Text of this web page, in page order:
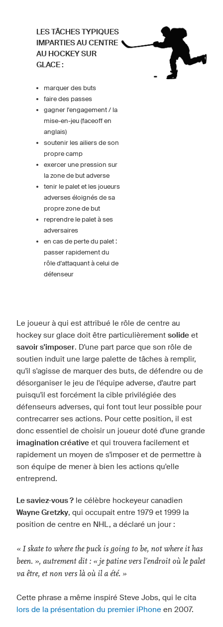
LES TÂCHES TYPIQUES
IMPARTIES AU CENTRE
AU HOCKEY SUR
GLACE :
marquer des buts
faire des passes
gagner l'engagement / la
mise-en-jeu (faceoff en
anglais)
soutenir les ailiers de son
propre camp
exercer une pression sur
la zone de but adverse
tenir le palet et les joueurs
adverses éloignés de sa
propre zone de but
reprendre le palet à ses
adversaires
en cas de perte du palet :
passer rapidement du
rôle d'attaquant à celui de
défenseur
Le joueur à qui est attribué le rôle de centre au
hockey sur glace doit être particulièrement solide et
savoir s'imposer. D'une part parce que son rôle de
soutien induit une large palette de tâches à remplir,
qu'il s'agisse de marquer des buts, de défendre ou de
désorganiser le jeu de l'équipe adverse, d'autre part
puisqu'il est forcément la cible privilégiée des
défenseurs adverses, qui font tout leur possible pour
contrecarrer ses actions. Pour cette position, il est
donc essentiel de choisir un joueur doté d'une grande
imagination créative et qui trouvera facilement et
rapidement un moyen de s'imposer et de permettre à
son équipe de mener à bien les actions qu'elle
entreprend.
Le saviez-vous ? le célèbre hockeyeur canadien
Wayne Gretzky, qui occupait entre 1979 et 1999 la
position de centre en NHL, a déclaré un jour :
« I skate to where the puck is going to be, not where it has
been. », autrement dit : « je patine vers l'endroit où le palet
va être, et non vers là où il a été. »
Cette phrase a même inspiré Steve Jobs, qui le cita
lors de la présentation du premier iPhone en 2007.